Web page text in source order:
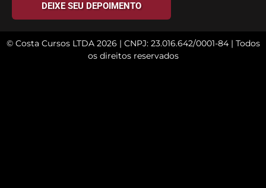
DEIXE SEU DEPOIMENTO
© Costa Cursos LTDA 2026 | CNPJ: 23.016.642/0001-84 | Todos
os direitos reservados